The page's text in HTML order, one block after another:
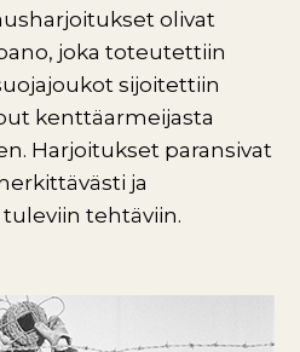
olivat
joka toteutettiin
sijoitettiin
kenttäarmeijasta
Harjoitukset paransivat
ja
tehtäviin.